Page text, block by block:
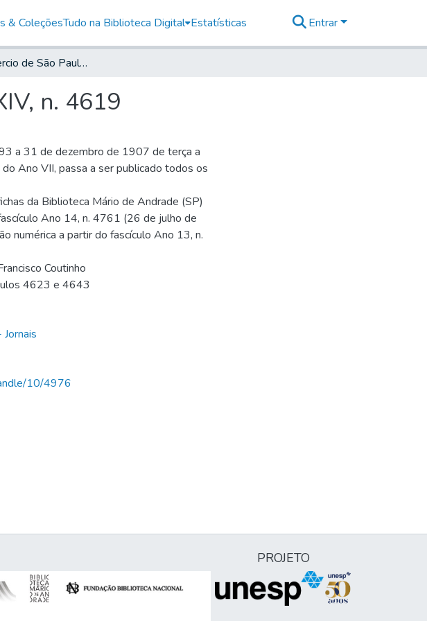
& ColeçõesTudo na Biblioteca Digital Estatísticas Entrar
O Commercio de São Paulo, 1906, Ano XIV, n. 4619
n. 4619
a 31 de dezembro de 1907 de terça a
Ano VII, passa a ser publicado todos os
da Biblioteca Mário de Andrade (SP)
Ano 14, n. 4761 (26 de julho de
numérica a partir do fascículo Ano 13, n.
Coutinho
4623 e 4643
10/4976
PROJETO